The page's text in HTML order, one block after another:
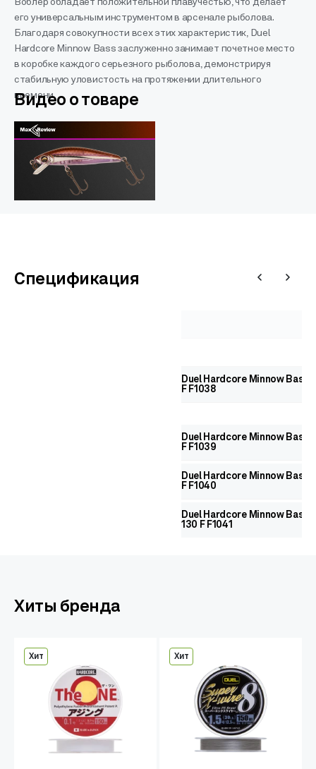
Воблер обладает положительной плавучестью, что делает
его универсальным инструментом в арсенале рыболова.
Благодаря совокупности всех этих характеристик, Duel
Hardcore Minnow Bass заслуженно занимает почетное место
в коробке каждого серьезного рыболова, демонстрируя
стабильную уловистость на протяжении длительного
времени.
Видео о товаре
Спецификация
Duel Hardcore Minnow Bass
F F1038
Duel Hardcore Minnow Bass
F F1039
Duel Hardcore Minnow Bass
F F1040
Duel Hardcore Minnow Bass
130 F F1041
Хиты бренда
Хит Хит